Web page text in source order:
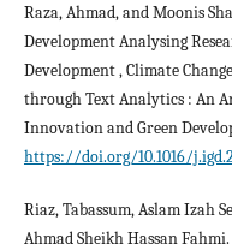
Raza, Ahmad, and Moonis
Development Analysing
Development , Climate
through Text Analytics : An
Innovation and Green
https://doi.org/10.1016/
Riaz, Tabassum, Aslam Izah
Ahmad Sheikh Hassan Fahmi.